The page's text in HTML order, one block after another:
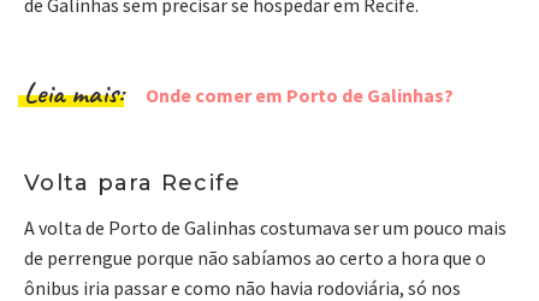
de Galinhas sem precisar se hospedar em Recife.
Leia mais: Onde comer em Porto de Galinhas?
Volta para Recife
A volta de Porto de Galinhas costumava ser um pouco mais
de perrengue porque não sabíamos ao certo a hora que o
ônibus iria passar e como não havia rodoviária, só nos